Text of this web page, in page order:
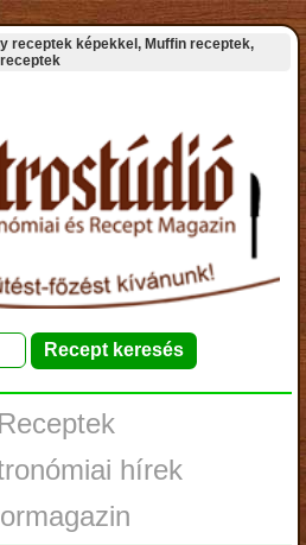
receptek képekkel, Muffin receptek,
Receptek
hírek